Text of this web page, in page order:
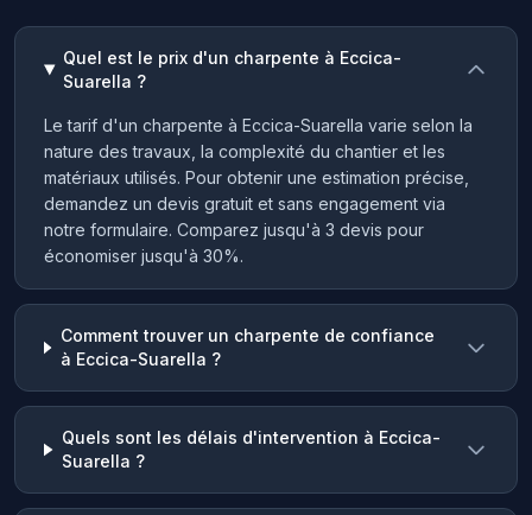
Quel est le prix d'un charpente à Eccica-
Suarella ?
Le tarif d'un charpente à Eccica-Suarella varie selon la
nature des travaux, la complexité du chantier et les
matériaux utilisés. Pour obtenir une estimation précise,
demandez un devis gratuit et sans engagement via
notre formulaire. Comparez jusqu'à 3 devis pour
économiser jusqu'à 30%.
Comment trouver un charpente de confiance
à Eccica-Suarella ?
Quels sont les délais d'intervention à Eccica-
Suarella ?